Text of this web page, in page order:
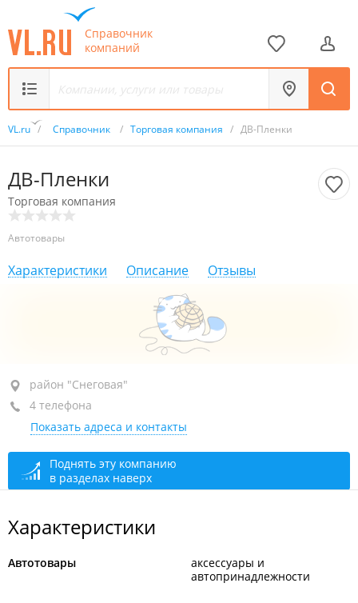
Справочник
компаний
VL.ru / Справочник / Торговая компания / ДВ-Пленки
ДВ-Пленки
Торговая компания
Автотовары
Характеристики Описание Отзывы
район "Снеговая", ул. Снеговая, 18Б
железная лестница, 2-й этаж, оф. 11
+7 914 702-99-18
+7 914 702-99-17
+7 (423) 272-99-18
сегодня закрыто
район "Снеговая"
4 телефона
Показать адреса и контакты
Поднять эту компанию
в разделах наверх
Характеристики
Автотовары
аксессуары и
автопринадлежности